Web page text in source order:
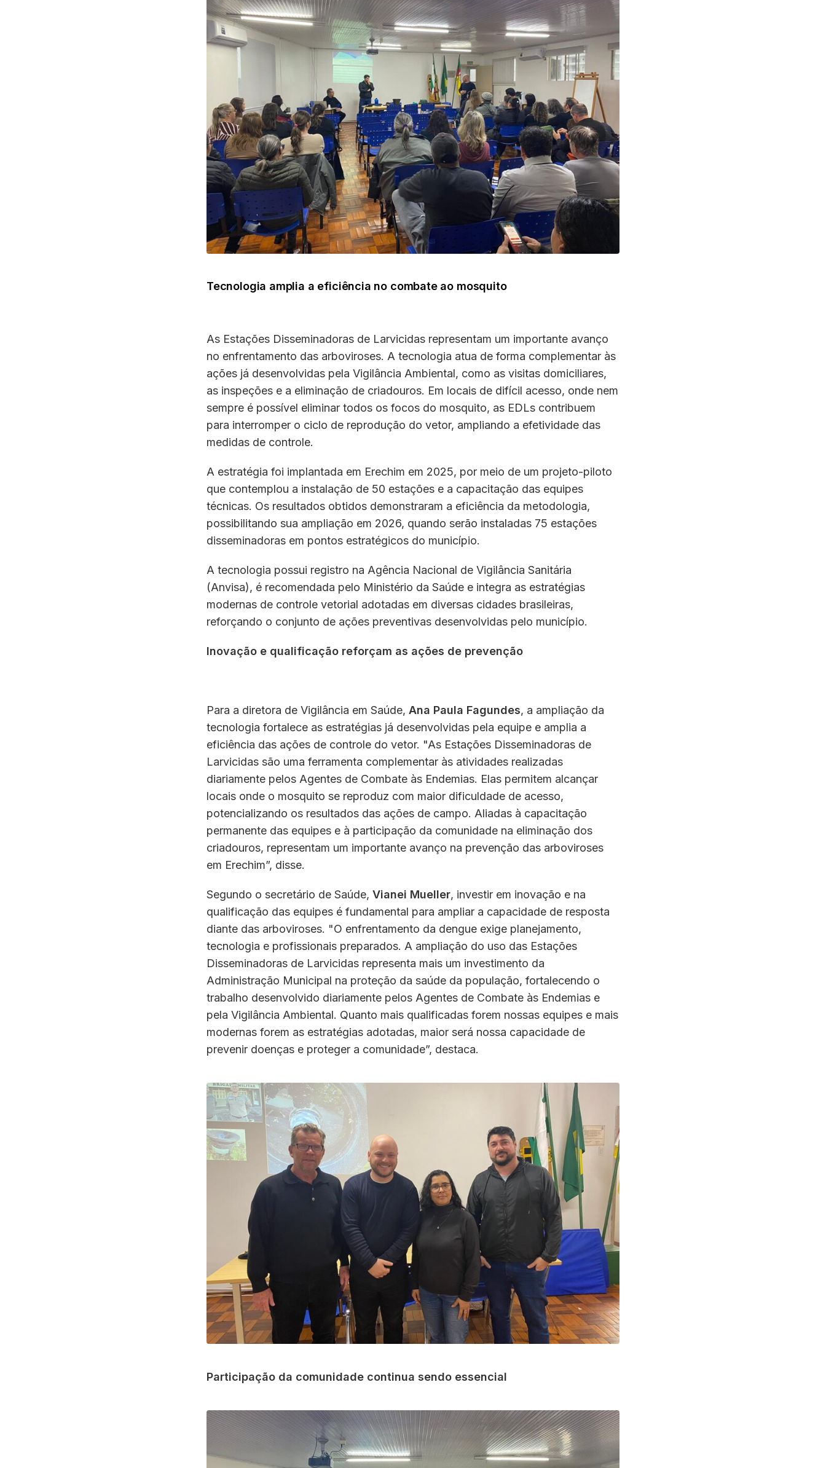
Tecnologia amplia a eficiência no combate ao mosquito
As Estações Disseminadoras de Larvicidas representam um importante avanço
no enfrentamento das arboviroses. A tecnologia atua de forma complementar às
ações já desenvolvidas pela Vigilância Ambiental, como as visitas domiciliares,
as inspeções e a eliminação de criadouros. Em locais de difícil acesso, onde nem
sempre é possível eliminar todos os focos do mosquito, as EDLs contribuem
para interromper o ciclo de reprodução do vetor, ampliando a efetividade das
medidas de controle.
A estratégia foi implantada em Erechim em 2025, por meio de um projeto-piloto
que contemplou a instalação de 50 estações e a capacitação das equipes
técnicas. Os resultados obtidos demonstraram a eficiência da metodologia,
possibilitando sua ampliação em 2026, quando serão instaladas 75 estações
disseminadoras em pontos estratégicos do município.
A tecnologia possui registro na Agência Nacional de Vigilância Sanitária
(Anvisa), é recomendada pelo Ministério da Saúde e integra as estratégias
modernas de controle vetorial adotadas em diversas cidades brasileiras,
reforçando o conjunto de ações preventivas desenvolvidas pelo município.
Inovação e qualificação reforçam as ações de prevenção
Para a diretora de Vigilância em Saúde, Ana Paula Fagundes, a ampliação da
tecnologia fortalece as estratégias já desenvolvidas pela equipe e amplia a
eficiência das ações de controle do vetor. "As Estações Disseminadoras de
Larvicidas são uma ferramenta complementar às atividades realizadas
diariamente pelos Agentes de Combate às Endemias. Elas permitem alcançar
locais onde o mosquito se reproduz com maior dificuldade de acesso,
potencializando os resultados das ações de campo. Aliadas à capacitação
permanente das equipes e à participação da comunidade na eliminação dos
criadouros, representam um importante avanço na prevenção das arboviroses
em Erechim”, disse.
Segundo o secretário de Saúde, Vianei Mueller, investir em inovação e na
qualificação das equipes é fundamental para ampliar a capacidade de resposta
diante das arboviroses. "O enfrentamento da dengue exige planejamento,
tecnologia e profissionais preparados. A ampliação do uso das Estações
Disseminadoras de Larvicidas representa mais um investimento da
Administração Municipal na proteção da saúde da população, fortalecendo o
trabalho desenvolvido diariamente pelos Agentes de Combate às Endemias e
pela Vigilância Ambiental. Quanto mais qualificadas forem nossas equipes e mais
modernas forem as estratégias adotadas, maior será nossa capacidade de
prevenir doenças e proteger a comunidade”, destaca.
Participação da comunidade continua sendo essencial